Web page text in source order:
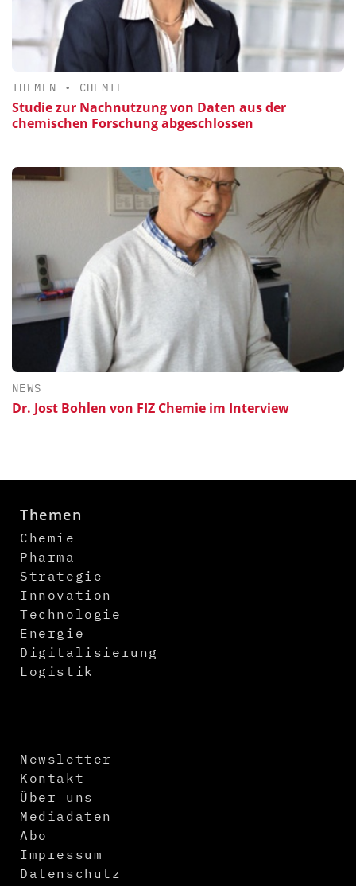
THEMEN • CHEMIE
Studie zur Nachnutzung von Daten aus der
chemischen Forschung abgeschlossen
NEWS
Dr. Jost Bohlen von FIZ Chemie im Interview
Themen
Chemie
Pharma
Strategie
Innovation
Technologie
Energie
Digitalisierung
Logistik
Newsletter
Kontakt
Über uns
Mediadaten
Abo
Impressum
Datenschutz